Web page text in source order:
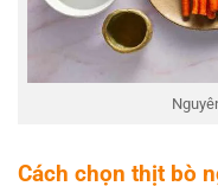
Cách chọn thịt bò